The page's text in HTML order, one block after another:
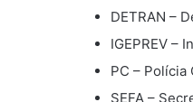
DETRAN –
IGEPREV –
PC – Polícia
SEFA –